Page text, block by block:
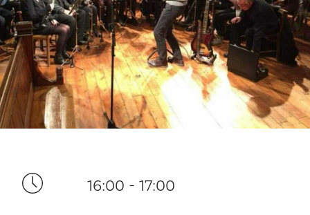
Ditt besøk
16:00 - 17:00